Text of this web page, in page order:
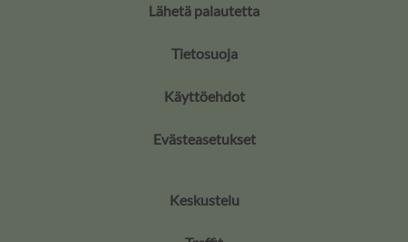
Lähetä palautetta
Tietosuoja
Käyttöehdot
Evästeasetukset
Keskustelu